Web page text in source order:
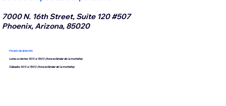
7000 N. 16th Street, Suite 120 #507
Phoenix, Arizona, 85020
Horario de atención
Lunes a viernes 9:00 a 18:00 (hora estándar de la montaña)
Sábados 9:00 a 18:00 (hora estándar de la montaña)